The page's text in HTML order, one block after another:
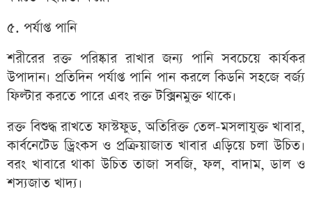
৫. পর্যাপ্ত পানি
শরীরের রক্ত পরিষ্কার রাখার জন্য পানি সবচেয়ে কার্যকর
উপাদান। প্রতিদিন পর্যাপ্ত পানি পান করলে কিডনি সহজে বর্জ্য
ফিল্টার করতে পারে এবং রক্ত টক্সিনমুক্ত থাকে।
রক্ত বিশুদ্ধ রাখতে ফাস্টফুড, অতিরিক্ত তেল-মসলাযুক্ত খাবার,
কার্বনেটেড ড্রিংকস ও প্রক্রিয়াজাত খাবার এড়িয়ে চলা উচিত।
বরং খাবারে থাকা উচিত তাজা সবজি, ফল, বাদাম, ডাল ও
শস্যজাত খাদ্য।